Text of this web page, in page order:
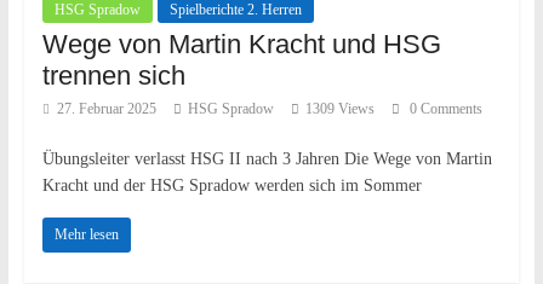
HSG Spradow Spielberichte 2. Herren
Wege von Martin Kracht und HSG
trennen sich
27. Februar 2025 HSG Spradow 1309 Views 0 Comments
Übungsleiter verlasst HSG II nach 3 Jahren Die Wege von Martin
Kracht und der HSG Spradow werden sich im Sommer
Mehr lesen